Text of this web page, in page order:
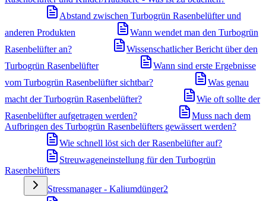
Abstand zwischen Turbogrün Rasenbelüfter und
anderen Produkten
Wann wendet man den Turbogrün
Rasenbelüfter an?
Wissenschatlicher Bericht über den
Turbogrün Rasenbelüfter
Wann sind erste Ergebnisse
vom Turbogrün Rasenbelüfter sichtbar?
Was genau
macht der Turbogrün Rasenbelüfter?
Wie oft sollte der
Rasenbelüfter aufgetragen werden?
Muss nach dem
Aufbringen des Turbogrün Rasenbelüfters gewässert werden?
Wie schnell löst sich der Rasenbelüfter auf?
Streuwageneinstellung für den Turbogrün
Rasenbelüfters
Stressmanager - Kaliumdünger2